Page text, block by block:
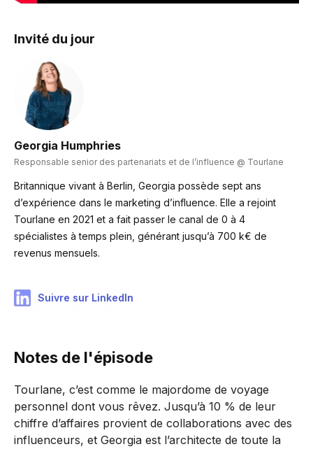
Invité du jour
Georgia Humphries
Responsable senior des partenariats et de l’influence @ Tourlane
Britannique vivant à Berlin, Georgia possède sept ans
d’expérience dans le marketing d’influence. Elle a rejoint
Tourlane en 2021 et a fait passer le canal de 0 à 4
spécialistes à temps plein, générant jusqu’à 700 k€ de
revenus mensuels.
Suivre sur LinkedIn
Notes de l'épisode
Tourlane, c’est comme le majordome de voyage
personnel dont vous rêvez. Jusqu’à 10 % de leur
chiffre d’affaires provient de collaborations avec des
influenceurs, et Georgia est l’architecte de toute la